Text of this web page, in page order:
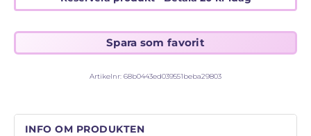
Artikelnr: 68b0443ed039551beba29803
INFO OM PRODUKTEN